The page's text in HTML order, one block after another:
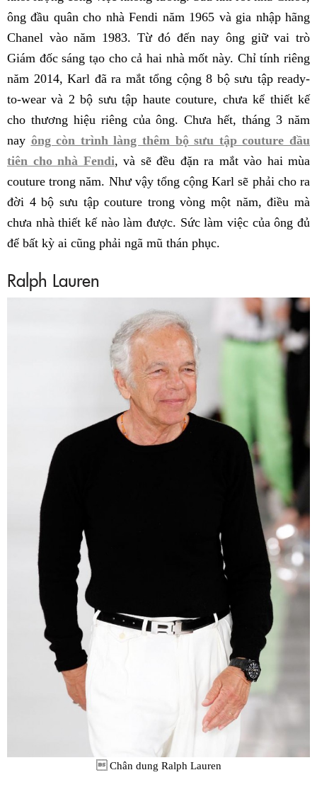
ông đầu quân cho nhà Fendi năm 1965 và gia nhập hãng
Chanel vào năm 1983. Từ đó đến nay ông giữ vai trò
Giám đốc sáng tạo cho cả hai nhà mốt này. Chỉ tính riêng
năm 2014, Karl đã ra mắt tổng cộng 8 bộ sưu tập ready-
to-wear và 2 bộ sưu tập haute couture, chưa kể thiết kế
cho thương hiệu riêng của ông. Chưa hết, tháng 3 năm
nay ông còn trình làng thêm bộ sưu tập couture đầu
tiên cho nhà Fendi, và sẽ đều đặn ra mắt vào hai mùa
couture trong năm. Như vậy tổng cộng Karl sẽ phải cho ra
đời 4 bộ sưu tập couture trong vòng một năm, điều mà
chưa nhà thiết kế nào làm được. Sức làm việc của ông đủ
để bất kỳ ai cũng phải ngã mũ thán phục.
Ralph Lauren
 Chân dung Ralph Lauren